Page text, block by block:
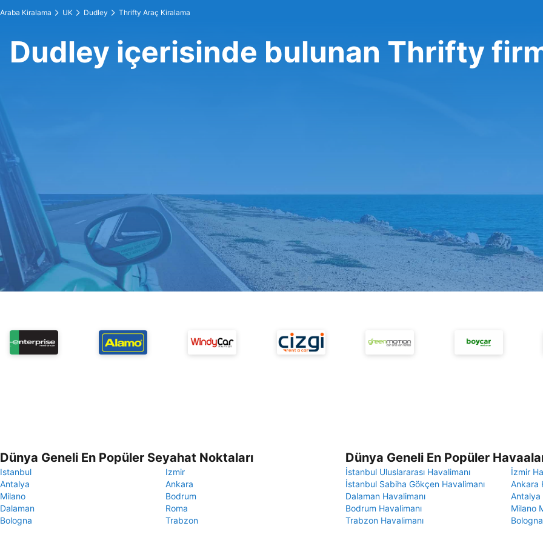
Araba Kiralama UK Dudley Thrifty Araç Kiralama
Dudley içerisinde bulunan Thrifty
Dünya Geneli En Popüler Seyahat Noktaları
Istanbul
Izmir
Antalya
Ankara
Milano
Bodrum
Dalaman
Roma
Bologna
Trabzon
Dünya Geneli En Popüler
İstanbul Uluslararası Havalimanı
İzmir
İstanbul Sabiha Gökçen Havalimanı
Ankara
Dalaman Havalimanı
Antalya
Bodrum Havalimanı
Milano
Trabzon Havalimanı